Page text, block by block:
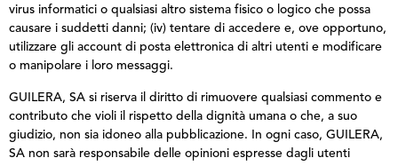
virus informatici o qualsiasi altro sistema fisico o logico che possa
causare i suddetti danni; (iv) tentare di accedere e, ove opportuno,
utilizzare gli account di posta elettronica di altri utenti e modificare
o manipolare i loro messaggi.
GUILERA, SA si riserva il diritto di rimuovere qualsiasi commento e
contributo che violi il rispetto della dignità umana o che, a suo
giudizio, non sia idoneo alla pubblicazione. In ogni caso, GUILERA,
SA non sarà responsabile delle opinioni espresse dagli utenti